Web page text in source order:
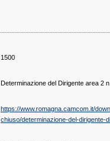
1500
Determinazione del Dirigente area 2
https://www.romagna.camcom.it/
chiuso/determinazione-del-dirigente-